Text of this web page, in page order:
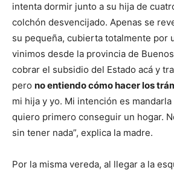
intenta dormir junto a su hija de
colchón desvencijado. Apenas se
su pequeña, cubierta totalmente por
vinimos desde la provincia de
cobrar el subsidio del Estado acá y
pero no entiendo cómo hacer los
mi hija y yo. Mi intención es
quiero primero conseguir un hogar.
sin tener nada”, explica la madre.
Por la misma vereda, al llegar a la